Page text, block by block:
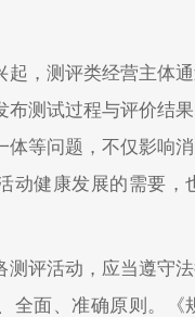
起，测评类经营主体
测试过程与评价结
等问题，不仅影响
动健康发展的需要
测评活动，应当遵守
全面、准确原则。